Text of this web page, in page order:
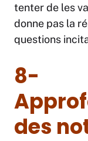
tenter de les
donne pas la
questions
8-
des